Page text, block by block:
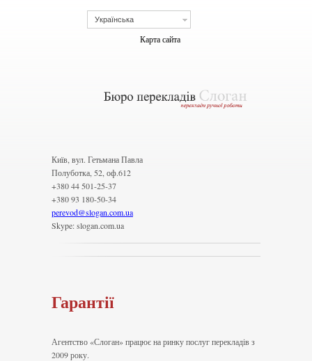
Українська
Карта сайта
Київ, вул. Гетьмана Павла
Полуботка, 52, оф.612
+380 44 501-25-37
+380 93 180-50-34
perevod@slogan.com.ua
Skype: slogan.com.ua
Гарантії
Агентство «Слоган» працює на ринку послуг перекладів з
2009 року.